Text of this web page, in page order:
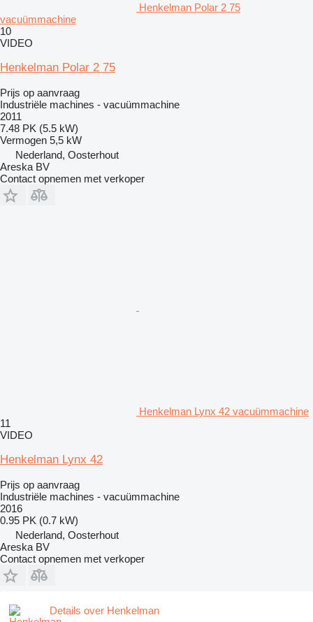
Henkelman Polar 2 75
vacuümmachine
10
VIDEO
Henkelman Polar 2 75
Prijs op aanvraag
Industriële machines - vacuümmachine
2011
7.48 PK (5.5 kW)
Vermogen 5,5 kW
Nederland, Oosterhout
Areska BV
Contact opnemen met verkoper
Henkelman Lynx 42 vacuümmachine
11
VIDEO
Henkelman Lynx 42
Prijs op aanvraag
Industriële machines - vacuümmachine
2016
0.95 PK (0.7 kW)
Nederland, Oosterhout
Areska BV
Contact opnemen met verkoper
Details over Henkelman